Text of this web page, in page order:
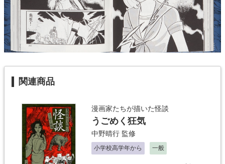
関連商品
漫画家たちが描いた怪談
うごめく狂気
中野晴行 監修
小学校高学年から 一般